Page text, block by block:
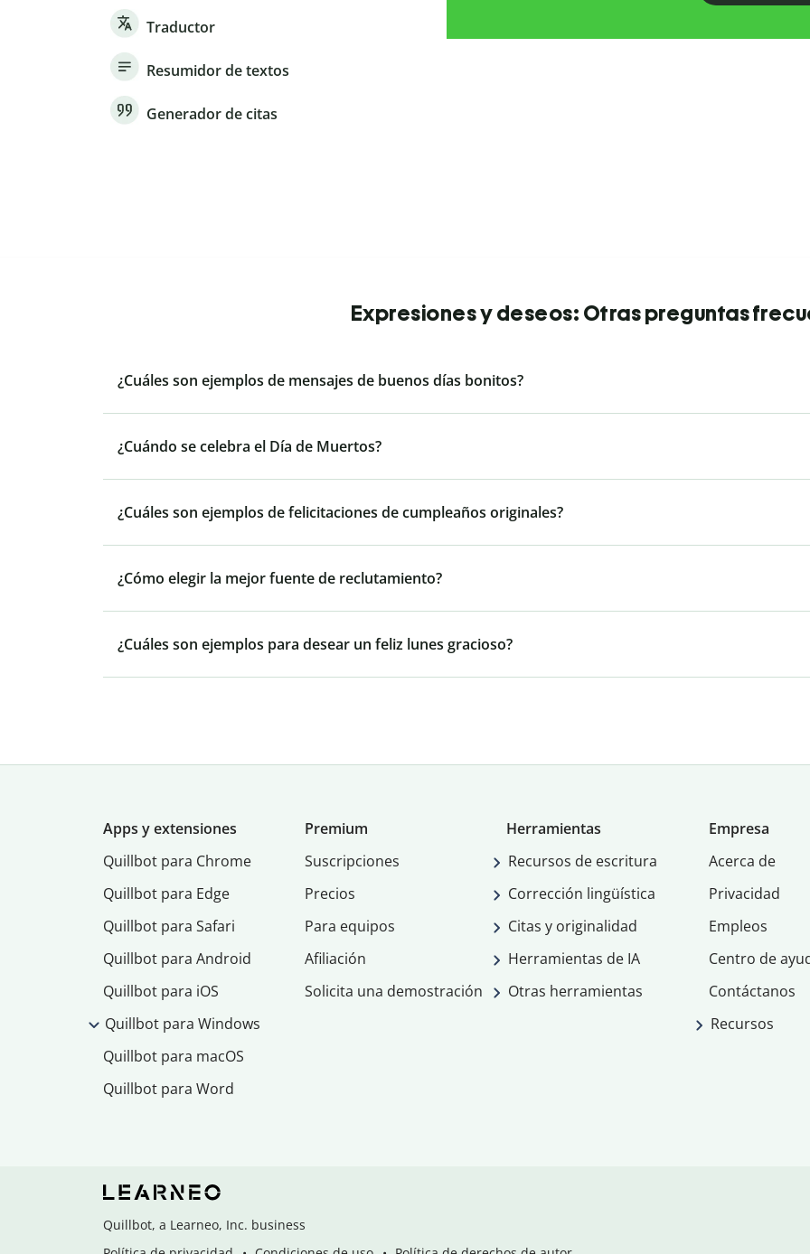
Traductor
Resumidor de textos
Generador de citas
Expresiones y deseos: Otras preguntas
¿Cuáles son ejemplos de mensajes de buenos días bonitos?
¿Cuándo se celebra el Día de Muertos?
¿Cuáles son ejemplos de felicitaciones de cumpleaños originales?
¿Cómo elegir la mejor fuente de reclutamiento?
¿Cuáles son ejemplos para desear un feliz lunes gracioso?
Apps y extensiones
Quillbot para Chrome
Quillbot para Edge
Quillbot para Safari
Quillbot para Android
Quillbot para iOS
Quillbot para Windows
Quillbot para macOS
Quillbot para Word
Premium
Suscripciones
Precios
Para equipos
Afiliación
Solicita una demostración
Herramientas
Recursos de escritura
Corrección lingüística
Citas y originalidad
Herramientas de IA
Otras herramientas
Empresa
Acerca de
Privacidad
Empleos
Centro de
Contáctanos
Recursos
Quillbot, a Learneo, Inc. business